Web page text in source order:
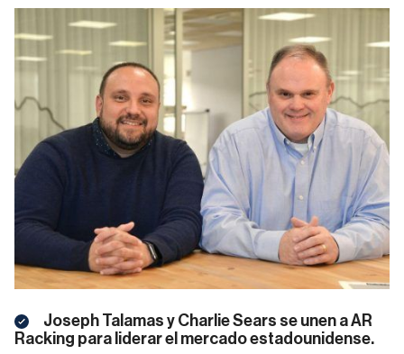
Estanterías
Industriales
Metálicas
Estanterías
para
Palets
para
Palets
de
Pasillo
Estrecho
Almacenes
Automáticos
para
Palets
Almacenes
Autoportantes
Sistema
para
Alimentación
y Bebidas
Automoción
Logística,
Transporte
o 3PL
E-
commerce
Empresa Calidad
Joseph Talamas y Charlie Sears se unen a AR
Racking para liderar el mercado estadounidense.